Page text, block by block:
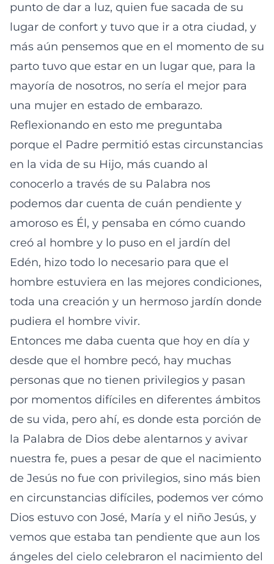
punto de dar a luz, quien fue sacada de su
lugar de confort y tuvo que ir a otra ciudad, y
más aún pensemos que en el momento de su
parto tuvo que estar en un lugar que, para la
mayoría de nosotros, no sería el mejor para
una mujer en estado de embarazo.
Reflexionando en esto me preguntaba
porque el Padre permitió estas circunstancias
en la vida de su Hijo, más cuando al
conocerlo a través de su Palabra nos
podemos dar cuenta de cuán pendiente y
amoroso es Él, y pensaba en cómo cuando
creó al hombre y lo puso en el jardín del
Edén, hizo todo lo necesario para que el
hombre estuviera en las mejores condiciones,
toda una creación y un hermoso jardín donde
pudiera el hombre vivir.
Entonces me daba cuenta que hoy en día y
desde que el hombre pecó, hay muchas
personas que no tienen privilegios y pasan
por momentos difíciles en diferentes ámbitos
de su vida, pero ahí, es donde esta porción de
la Palabra de Dios debe alentarnos y avivar
nuestra fe, pues a pesar de que el nacimiento
de Jesús no fue con privilegios, sino más bien
en circunstancias difíciles, podemos ver cómo
Dios estuvo con José, María y el niño Jesús, y
vemos que estaba tan pendiente que aun los
ángeles del cielo celebraron el nacimiento del